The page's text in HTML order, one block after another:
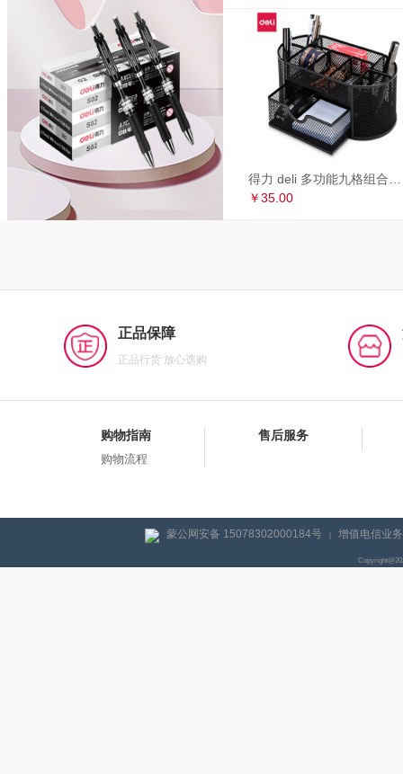
￥35.00
正品保障
正品行货 放心选购
购物指南
购物流程
售后服务
蒙公网安备 15078302000184号 | 增值电信业